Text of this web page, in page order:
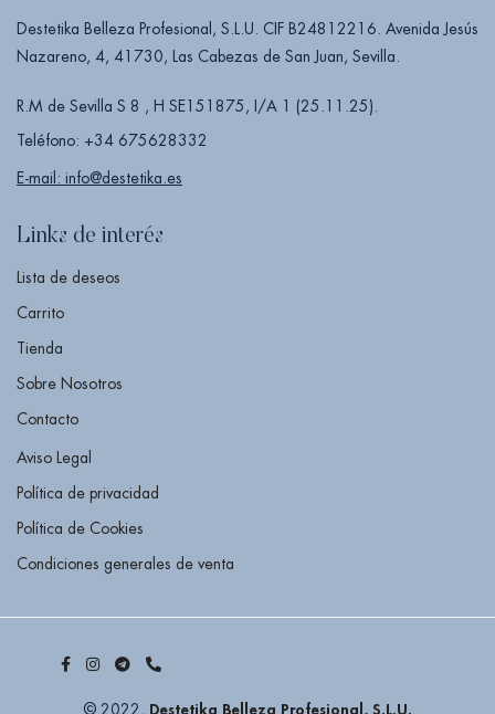
Destetika Belleza Profesional, S.L.U. CIF B24812216. Avenida Jesús
Nazareno, 4, 41730, Las Cabezas de San Juan, Sevilla.
R.M de Sevilla S 8 , H SE151875, I/A 1 (25.11.25).
Teléfono: +34 675628332
E-mail: info@destetika.es
Links de interés
Lista de deseos
Carrito
Tienda
Sobre Nosotros
Contacto
Aviso Legal
Política de privacidad
Política de Cookies
Condiciones generales de venta
© 2022, Destetika Belleza Profesional, S.L.U.